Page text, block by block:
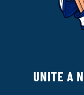
UNITE A